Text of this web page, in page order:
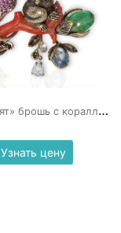
«
Долгопят» брошь с кораллом
Узнать цену